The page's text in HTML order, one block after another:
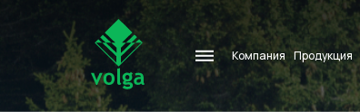
Компания Продукция